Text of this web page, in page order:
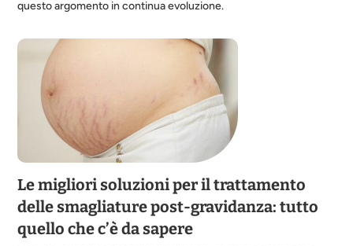
questo argomento in continua evoluzione.
Le migliori soluzioni per il trattamento
delle smagliature post-gravidanza: tutto
quello che c’è da sapere